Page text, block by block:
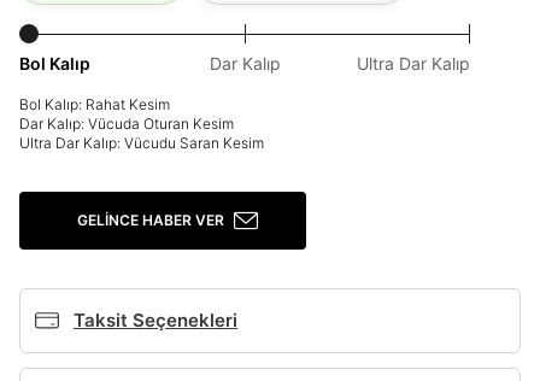
Bol Kalıp Dar Kalıp Ultra Dar Kalıp
Bol Kalıp: Rahat Kesim
Dar Kalıp: Vücuda Oturan Kesim
Ultra Dar Kalıp: Vücudu Saran Kesim
GELINCE HABER VER
Taksit Seçenekleri
Şifremi Unuttum
Ad*
Soyad*
Telefon Numarası*